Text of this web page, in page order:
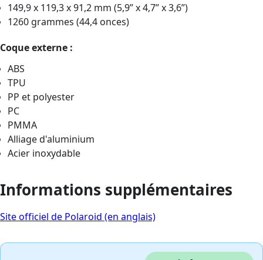
149,9 x 119,3 x 91,2 mm (5,9” x 4,7” x 3,6”)
1260 grammes (44,4 onces)
Coque externe :
ABS
TPU
PP et polyester
PC
PMMA
Alliage d'aluminium
Acier inoxydable
Informations supplémentaires
Site officiel de Polaroid (en anglais)